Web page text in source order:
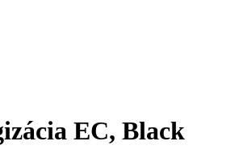
EC, Black